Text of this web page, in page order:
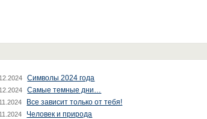
Символы 2024 года
Самые темные дни…
Все зависит только от тебя!
Человек и природа